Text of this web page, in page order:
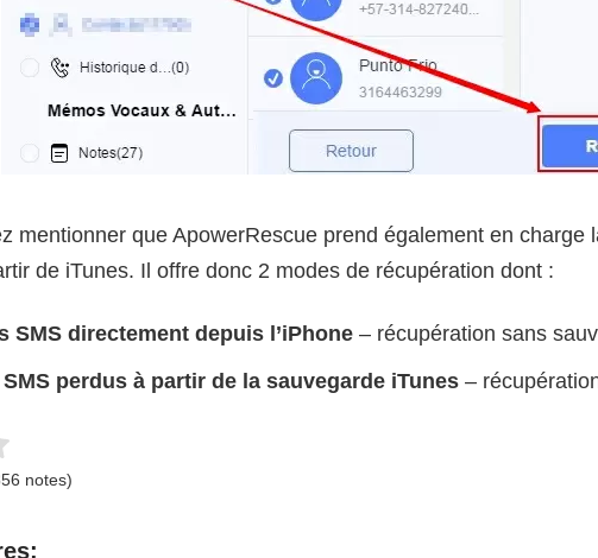
mentionner que ApowerRescue prend également en charge
de iTunes. Il offre donc 2 modes de récupération dont :
SMS directement depuis l’iPhone – récupération sans
perdus à partir de la sauvegarde iTunes –
notes)